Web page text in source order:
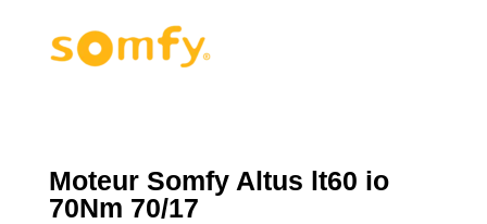
Moteur Somfy Altus lt60 io
70Nm 70/17